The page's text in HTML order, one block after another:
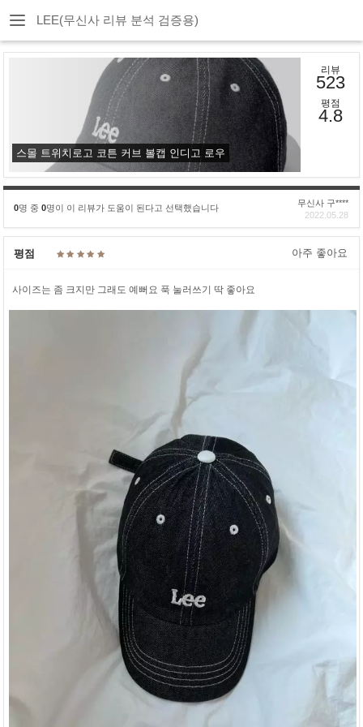
LEE(무신사 리뷰 분석 검증용)
스몰 트위치로고 코튼 커브 볼캡 인디고 로우
리뷰
523
평점
4.8
0명 중 0명이 이 리뷰가 도움이 된다고 선택했습니다
무신사 구****
2022.05.28
평점 아주 좋아요
사이즈는 좀 크지만 그래도 예뻐요 푹 눌러쓰기 딱 좋아요